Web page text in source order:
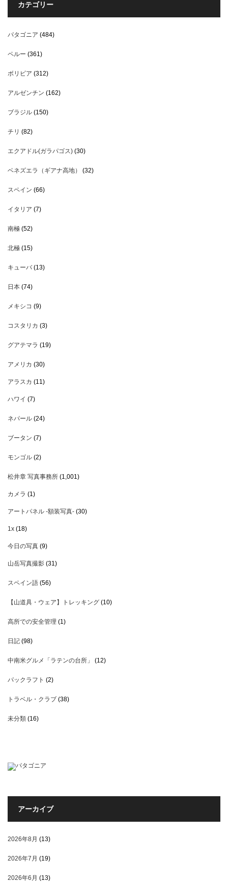
カテゴリー
パタゴニア (484)
ペルー (361)
ボリビア (312)
アルゼンチン (162)
ブラジル (150)
チリ (82)
エクアドル(ガラパゴス) (30)
ベネズエラ（ギアナ高地） (32)
スペイン (66)
イタリア (7)
南極 (52)
北極 (15)
キューバ(13)
日本 (74)
メキシコ (9)
コスタリカ (3)
グアテマラ (19)
アメリカ (30)
アラスカ (11)
ハワイ (7)
ネパール (24)
ブータン (7)
モンゴル (2)
松井章 写真事務所 (1,001)
カメラ (1)
アートパネル -額装写真- (30)
1x (18)
今日の写真 (9)
山岳写真撮影 (31)
スペイン語 (56)
【山道具・ウェア】トレッキング (10)
高所での安全管理 (1)
日記 (98)
中南米グルメ「ラテンの台所」 (12)
パックラフト (2)
トラベル・クラブ (38)
未分類 (16)
アーカイブ
2026年8月 (13)
2026年7月 (19)
2026年6月 (13)